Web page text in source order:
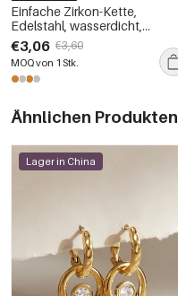
Einfache Zirkon-Kette,
Edelstahl, wasserdicht,
goldfarben, Damen-
Halsketten-Sets
€3,06 €3,60
MOQ von 1 Stk.
Ähnlichen Produkten
Lager in China